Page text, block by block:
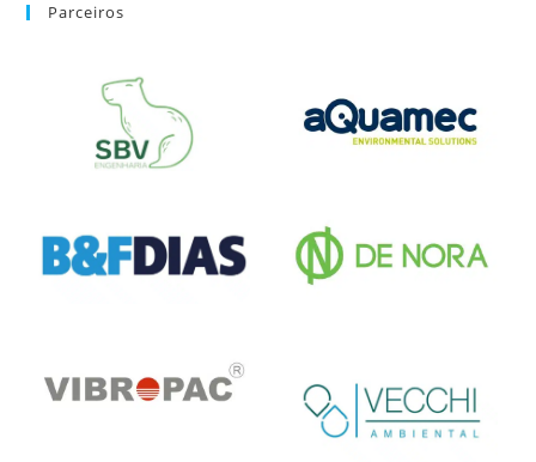
Parceiros